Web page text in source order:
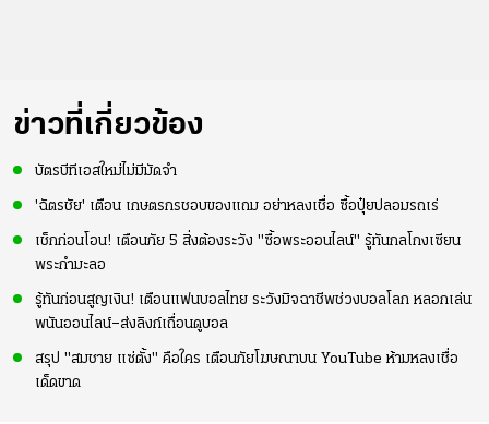
ข่าวที่เกี่ยวข้อง
บัตรบีทีเอสใหม่ไม่มีมัดจำ
'ฉัตรชัย' เตือน เกษตรกรชอบของแถม อย่าหลงเชื่อ ซื้อปุ๋ยปลอมรถเร่
เช็กก่อนโอน! เตือนภัย 5 สิ่งต้องระวัง "ซื้อพระออนไลน์" รู้ทันกลโกงเซียน
พระกำมะลอ
รู้ทันก่อนสูญเงิน! เตือนแฟนบอลไทย ระวังมิจฉาชีพช่วงบอลโลก หลอกเล่น
พนันออนไลน์–ส่งลิงก์เถื่อนดูบอล
สรุป "สมชาย แซ่ตั้ง" คือใคร เตือนภัยโฆษณาบน YouTube ห้ามหลงเชื่อ
เด็ดขาด